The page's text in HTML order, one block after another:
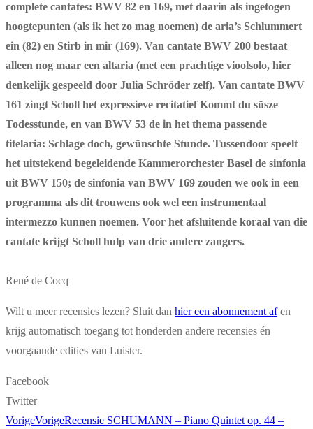
complete cantates: BWV 82 en 169, met daarin als ingetogen
hoogtepunten (als ik het zo mag noemen) de aria’s Schlummert
ein (82) en Stirb in mir (169). Van cantate BWV 200 bestaat
alleen nog maar een altaria (met een prachtige vioolsolo, hier
denkelijk gespeeld door Julia Schröder zelf). Van cantate BWV
161 zingt Scholl het expressieve recitatief Kommt du süsze
Todesstunde, en van BWV 53 de in het thema passende
titelaria: Schlage doch, ­gewünschte Stunde. Tussendoor speelt
het uitstekend begeleidende Kammerorchester Basel de sinfonia
uit BWV 150; de sinfonia van BWV 169 zouden we ook in een
programma als dit trouwens ook wel een instrumentaal
intermezzo kunnen noemen. Voor het afsluitende koraal van die
cantate krijgt Scholl hulp van drie andere zangers.
René de Cocq
Wilt u meer recensies lezen? Sluit dan hier een abonnement afen
krijg automatisch toegang tot honderden andere recensies én
voorgaande edities van Luister.
Facebook
Twitter
VorigeVorigeRecensie SCHUMANN – Piano Quintet op. 44 –